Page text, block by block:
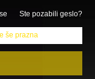
Ste pozabili geslo?
še prazna